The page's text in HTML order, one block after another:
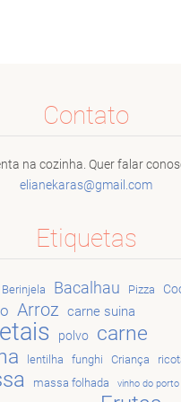
Contato
na cozinha. Quer falar
elianekaras@gmai l.com
Etiquetas
Berinjela Bacalhau Pizza
Arroz carne suina
polvo
carne
lentilha funghi Criança
massa folhada vinho do porto